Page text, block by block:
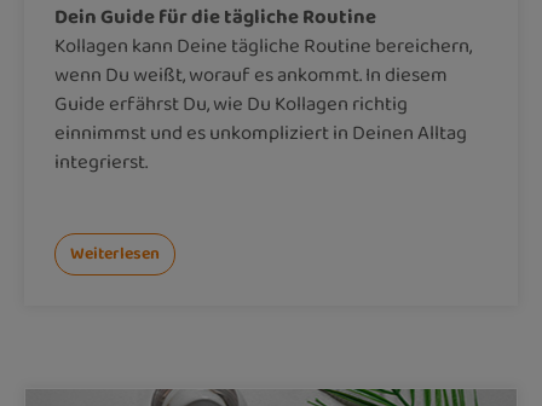
Dein Guide für die tägliche Routine
Kollagen kann Deine tägliche Routine bereichern,
wenn Du weißt, worauf es ankommt. In diesem
Guide erfährst Du, wie Du Kollagen richtig
einnimmst und es unkompliziert in Deinen Alltag
integrierst.
Weiterlesen